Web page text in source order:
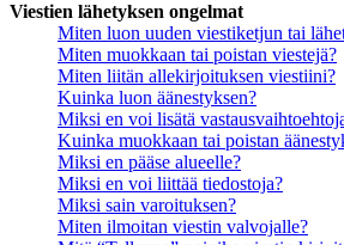
Viestien lähetyksen ongelmat
Miten luon uuden viestiketjun tai
Miten muokkaan tai poistan viestejä?
Miten liitän allekirjoituksen viestiini?
Kuinka luon äänestyksen?
Miksi en voi lisätä
Kuinka muokkaan tai poistan
Miksi en pääse alueelle?
Miksi en voi liittää tiedostoja?
Miksi sain varoituksen?
Miten ilmoitan viestin valvojalle?